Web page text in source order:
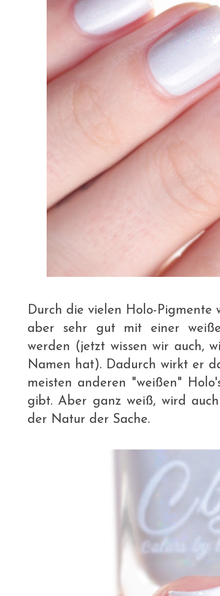
Durch die vielen Holo-
aber sehr gut mit einer
werden (jetzt wissen wir auch,
Namen hat). Dadurch wirkt er
meisten anderen "weißen"
gibt. Aber ganz weiß, wird
der Natur der Sache.